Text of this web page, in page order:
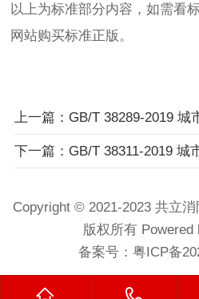
以上为标准部分内容，如需看
网站购买标准正版。
Copyright © 2021-2023 共立
版权所有 Powered
备案号： 粤ICP备